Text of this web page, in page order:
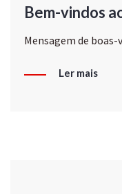
Bem-vindos
Mensagem de
Ler mais